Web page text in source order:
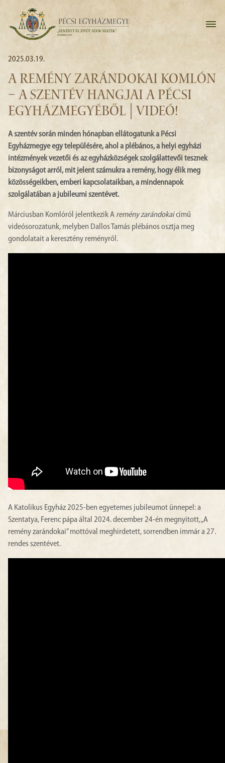
2025.03.19.
A REMÉNY ZARÁNDOKAI KOMLÓN
– A SZENTÉV HANGJAI A PÉCSI
EGYHÁZMEGYÉBŐL | VIDEÓ!
A szentév során minden hónapban ellátogatunk a Pécsi
Egyházmegye egy településére, ahol a plébános, a helyi egyházi
intézmények vezetői és az egyházközségek szolgálattevői tesznek
bizonyságot arról, mit jelent számukra a remény, hogy élik meg
közösségeikben, emberi kapcsolataikban, a mindennapok
szolgálatában a jubileumi szentévet.
Márciusban Komlóról jelentkezik A remény zarándokaicímű
videósorozatunk, melyben Dallos Tamás plébános osztja meg
gondolatait a keresztény reményről.
A Katolikus Egyház 2025-ben egyetemes jubileumot ünnepel: a
Szentatya, Ferenc pápa által 2024. december 24-én megnyitott, „A
remény zarándokai” mottóval meghirdetett, sorrendben immár a 27.
rendes szentévet.